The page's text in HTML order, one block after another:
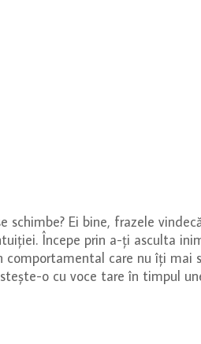
Ei bine, frazele
Începe prin a-ți asculta
care nu îți
o cu voce tare în timpul